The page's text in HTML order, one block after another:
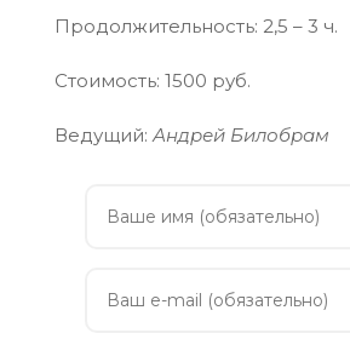
Продолжительность: 2,5 – 3 ч.
Стоимость: 1500 руб.
Ведущий:Андрей Билобрам